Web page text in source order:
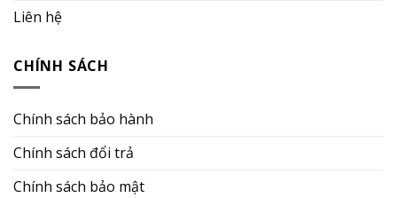
Liên hệ
CHÍNH SÁCH
Chính sách bảo hành
Chính sách đổi trả
Chính sách bảo mật